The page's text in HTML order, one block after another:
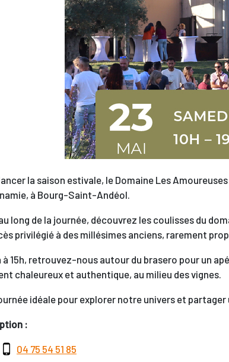
la saison estivale, le Domaine Les
à Bourg-Saint-Andéol.
long de la journée, découvrez les coulisses du
privilégié à des millésimes anciens, rarement
à 15h, retrouvez-nous autour du brasero pour un
chaleureux et authentique, au milieu des vignes.
idéale pour explorer notre univers et
:
04 75 54 51 85